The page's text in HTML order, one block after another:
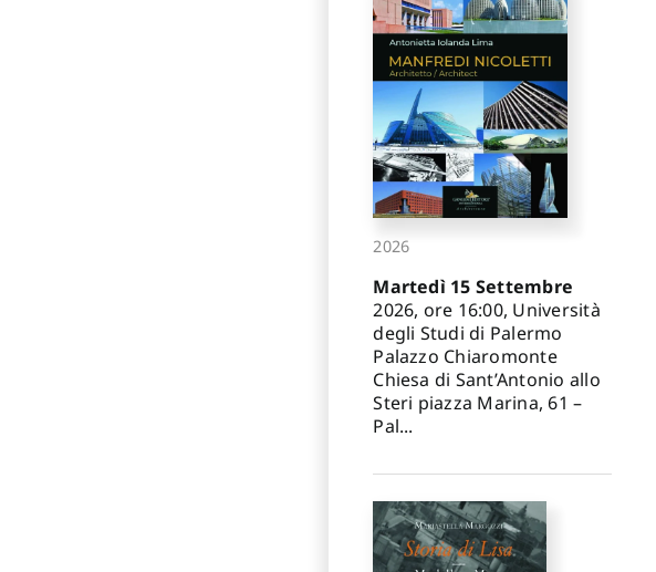
2026
Martedì 15 Settembre
2026, ore 16:00, Università
degli Studi di Palermo
Palazzo Chiaromonte
Chiesa di Sant’Antonio allo
Steri piazza Marina, 61 –
Pal...